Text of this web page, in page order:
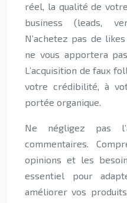
réel, la qualité de
business (leads,
N’achetez pas de
ne vous apportera
L’acquisition de faux
votre crédibilité, à
portée organique.
Ne négligez pas
commentaires.
opinions et les
essentiel pour
améliorer vos